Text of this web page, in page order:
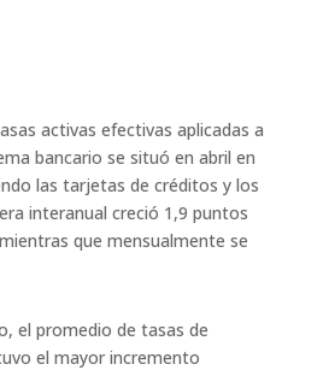
activas efectivas aplicadas a
bancario se situó en abril en
las tarjetas de créditos y los
interanual creció 1,9 puntos
que mensualmente se
el promedio de tasas de
el mayor incremento